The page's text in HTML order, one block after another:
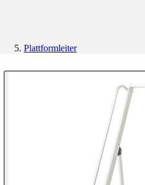
Plattformleiter